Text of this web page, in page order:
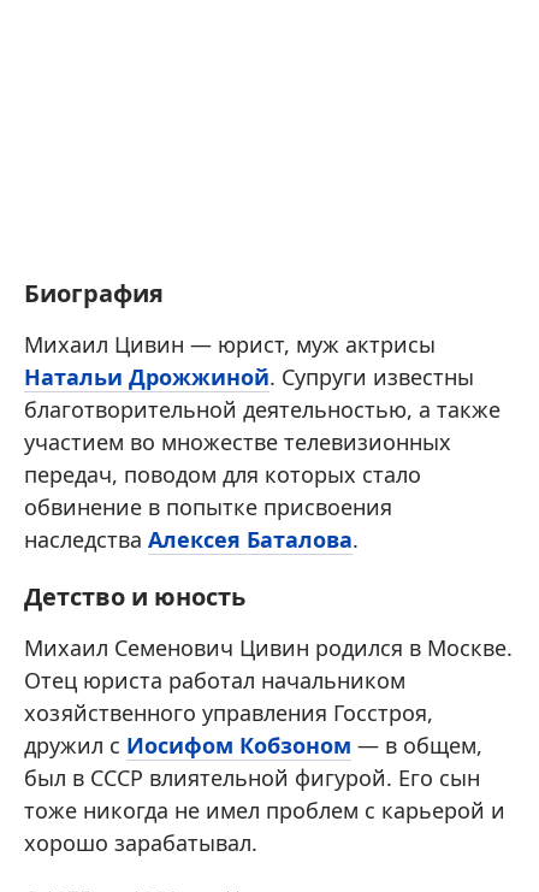
Биография
Михаил Цивин — юрист, муж актрисы
Натальи Дрожжиной. Супруги известны
благотворительной деятельностью, а также
участием во множестве телевизионных
передач, поводом для которых стало
обвинение в попытке присвоения
наследства Алексея Баталова.
Детство и юность
Михаил Семенович Цивин родился в Москве.
Отец юриста работал начальником
хозяйственного управления Госстроя,
дружил с Иосифом Кобзоном — в общем,
был в СССР влиятельной фигурой. Его сын
тоже никогда не имел проблем с карьерой и
хорошо зарабатывал.